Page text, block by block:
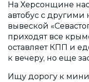
На Херсонщине
автобус с другими
вывеской
приходят все
оставляет КПП и
к вечеру, но еще
Ищу дорогу к